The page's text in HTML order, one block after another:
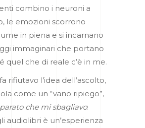
combino i neuroni a
le emozioni scorrono
in piena e si incarnano
immaginari che portano
quel che di reale c’è in me.
rifiutavo l’idea dell’ascolto,
come un “vano ripiego”,
che mi sbagliavo:
audiolibri è un’esperienza